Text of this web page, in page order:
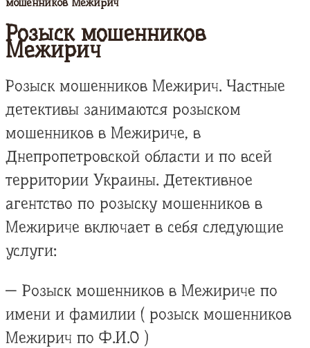
Розыск мошенников
Межирич
Розыск мошенников Межирич. Частные
детективы занимаются розыском
мошенников в Межириче, в
Днепропетровской области и по всей
территории Украины. Детективное
агентство по розыску мошенников в
Межириче включает в себя следующие
услуги:
— Розыск мошенников в Межириче по
имени и фамилии ( розыск мошенников
Межирич по Ф.И.О )